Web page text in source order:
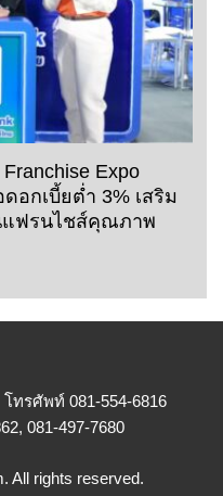
Expo
อกเบี้ยต่ำ 3% เสริม
แฟรนไชส์คุณภาพ
โทรศัพท์ 081-554-6816
081-497-7680
All rights reserved.